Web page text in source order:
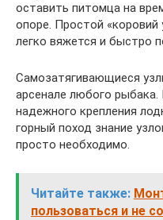
оставить питомца на
опоре. Простой «коровий
легко вяжется и быстро
Самозатягивающиеся
арсенале любого рыбака.
надежного крепления
горный поход знание
просто необходимо.
Читайте также:
пользоваться и не